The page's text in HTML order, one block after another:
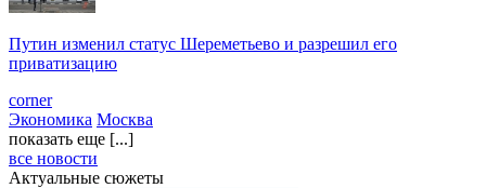
Путин изменил статус Шереметьево и разрешил его
приватизацию
corner
Экономика Москва
показать еще [...]
все новости
Актуальные сюжеты